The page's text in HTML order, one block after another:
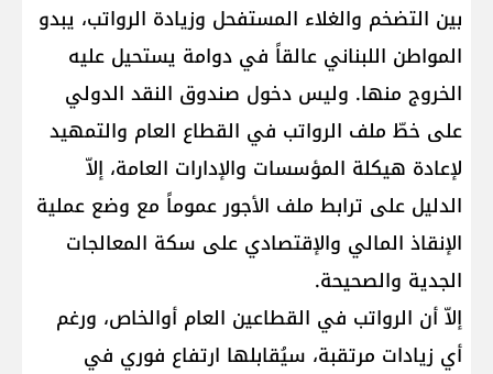
بين التضخم والغلاء المستفحل وزيادة الرواتب، يبدو
المواطن اللبناني عالقاً في دوامة يستحيل عليه
الخروج منها. وليس دخول صندوق النقد الدولي
على خطّ ملف الرواتب في القطاع العام والتمهيد
لإعادة هيكلة المؤسسات والإدارات العامة، إلاّ
الدليل على ترابط ملف الأجور عموماً مع وضع عملية
الإنقاذ المالي والإقتصادي على سكة المعالجات
الجدية والصحيحة.
إلاّ أن الرواتب في القطاعين العام أوالخاص، ورغم
أي زيادات مرتقبة، سيُقابلها ارتفاع فوري في